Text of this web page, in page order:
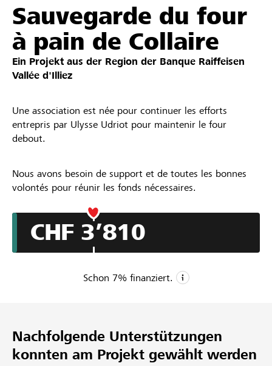
Anmelden
Registrieren
Sauvegarde du four
à pain de Collaire
Ein Projekt aus der Region der Banque Raiffeisen
Vallée d'Illiez​
Une association est née pour continuer les efforts
entrepris par Ulysse Udriot pour maintenir le four
debout.
Nous avons besoin de support et de toutes les bonnes
volontés pour réunir les fonds nécessaires.
CHF 3’810
Schon 7% finanziert.
CHF 150’000
Wunschbetrag
Nachfolgende Unterstützungen
konnten am Projekt gewählt werden